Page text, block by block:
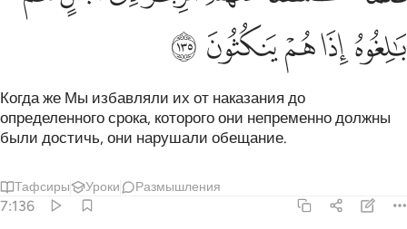
ﲔﲕﲖﲗ ﲘ
Когда же Мы избавляли их от наказания до
определенного срока, которого они непременно должны
были достичь, они нарушали обещание.
Тафсиры Уроки Размышления
7:136